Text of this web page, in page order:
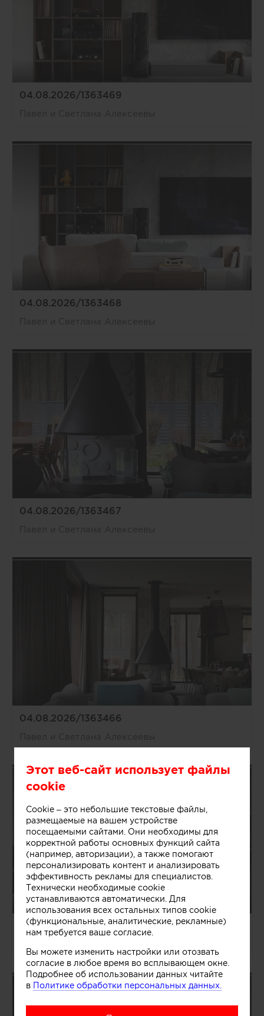
04.08.2026/1363469
04.08.2026/1363468
04.08.2026/1363467
04.08.2026/1363466
04.08.2026/1363465
Этот веб-сайт использует файлы
cookie
Cookie – это небольшие текстовые файлы,
размещаемые на вашем устройстве
посещаемыми сайтами. Они необходимы для
корректной работы основных функций сайта
(например, авторизации), а также помогают
персонализировать контент и анализировать
эффективность рекламы для специалистов.
Технически необходимые cookie
устанавливаются автоматически. Для
использования всех остальных типов cookie
(функциональные, аналитические, рекламные)
нам требуется ваше согласие.
Вы можете изменить настройки или отозвать
согласие в любое время во всплывающем окне.
Подробнее об использовании данных читайте
в Политике обработки персональных данных.